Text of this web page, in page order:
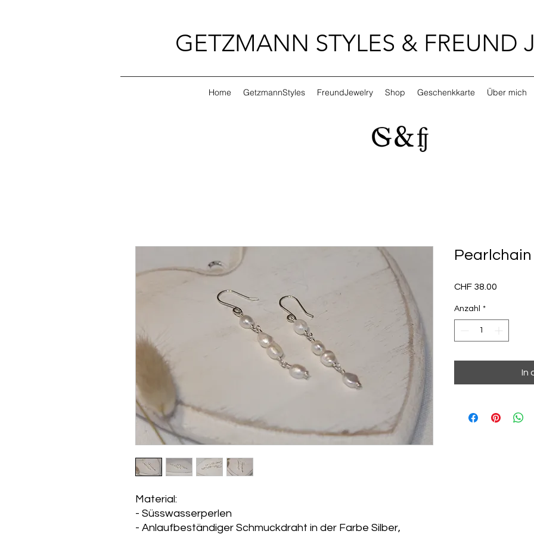
GETZMANN STYLES & FREUND
Home GetzmannStyles FreundJewelry Shop Geschenkkarte Über mich
Material:
- Süsswasserperlen
- Anlaufbeständiger Schmuckdraht in der Farbe Silber,
CHF 38.00
Anzahl *
In